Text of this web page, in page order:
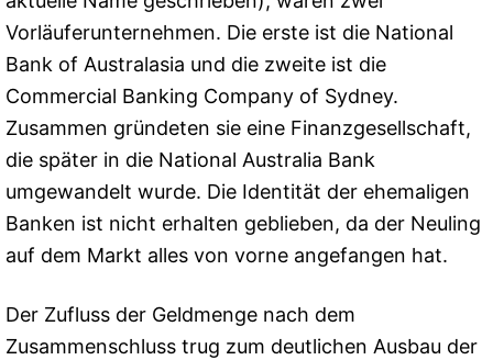
Vorläuferunternehmen. Die erste ist die National
Bank of Australasia und die zweite ist die
Commercial Banking Company of Sydney.
Zusammen gründeten sie eine Finanzgesellschaft,
die später in die National Australia Bank
umgewandelt wurde. Die Identität der ehemaligen
Banken ist nicht erhalten geblieben, da der Neuling
auf dem Markt alles von vorne angefangen hat.
Der Zufluss der Geldmenge nach dem
Zusammenschluss trug zum deutlichen Ausbau der